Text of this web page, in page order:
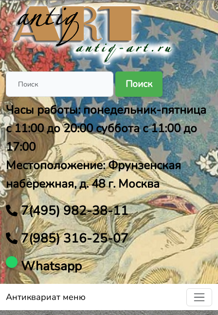
Поиск
Часы работы: понедельник-пятница
с 11:00 до 20:00 суббота с 11:00 до
17:00
Местоположение: Фрунзенская
набережная, д. 48 г. Москва
7(495) 982-38-11
7(985) 316-25-07
Whatsapp
Антиквариат меню